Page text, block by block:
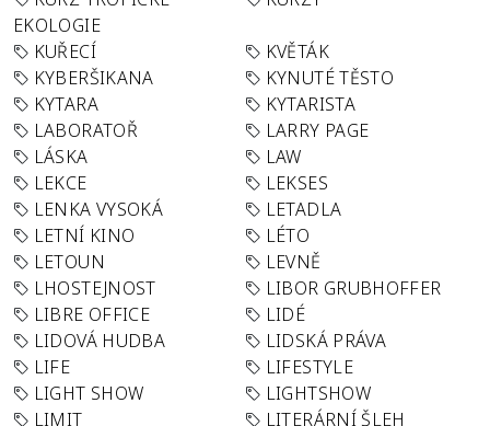
EKOLOGIE
KUŘECÍ
KVĚTÁK
KYBERŠIKANA
KYNUTÉ TĚSTO
KYTARA
KYTARISTA
LABORATOŘ
LARRY PAGE
LÁSKA
LAW
LEKCE
LEKSES
LENKA VYSOKÁ
LETADLA
LETNÍ KINO
LÉTO
LETOUN
LEVNĚ
LHOSTEJNOST
LIBOR GRUBHOFFER
LIBRE OFFICE
LIDÉ
LIDOVÁ HUDBA
LIDSKÁ PRÁVA
LIFE
LIFESTYLE
LIGHT SHOW
LIGHTSHOW
LIMIT
LITERÁRNÍ ŠLEH